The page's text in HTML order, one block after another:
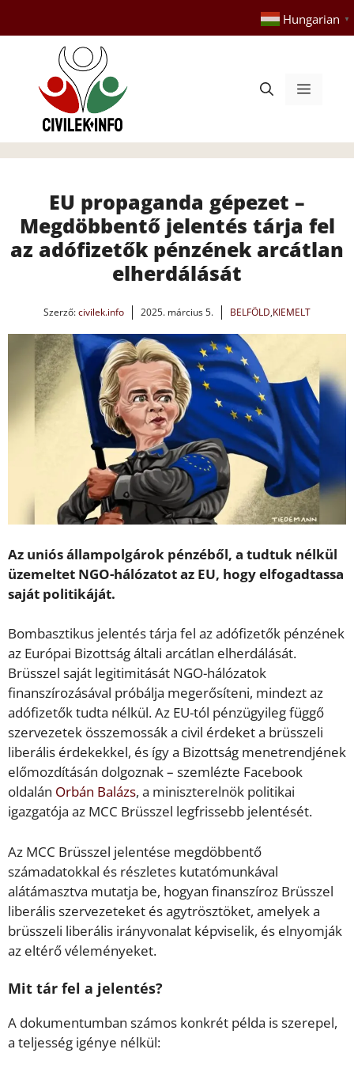
tartalomba
Hungarian ▼
Menü
EU propaganda gépezet –
Megdöbbentő jelentés tárja fel
az adófizetők pénzének arcátlan
elherdálását
Szerző:civilek.info 2025. március 5. BELFÖLD,KIEMELT
Az uniós állampolgárok pénzéből, a tudtuk nélkül
üzemeltet NGO-hálózatot az EU, hogy elfogadtassa
saját politikáját.
Bombasztikus jelentés tárja fel az adófizetők pénzének
az Európai Bizottság általi arcátlan elherdálását.
Brüsszel saját legitimitását NGO-hálózatok
finanszírozásával próbálja megerősíteni, mindezt az
adófizetők tudta nélkül. Az EU-tól pénzügyileg függő
szervezetek összemossák a civil érdeket a brüsszeli
liberális érdekekkel, és így a Bizottság menetrendjének
előmozdításán dolgoznak – szemlézte Facebook
oldalán Orbán Balázs, a miniszterelnök politikai
igazgatója az MCC Brüsszel legfrissebb jelentését.
Az MCC Brüsszel jelentése megdöbbentő
számadatokkal és részletes kutatómunkával
alátámasztva mutatja be, hogyan finanszíroz Brüsszel
liberális szervezeteket és agytrösztöket, amelyek a
brüsszeli liberális irányvonalat képviselik, és elnyomják
az eltérő véleményeket.
Mit tár fel a jelentés?
A dokumentumban számos konkrét példa is szerepel,
a teljesség igénye nélkül: